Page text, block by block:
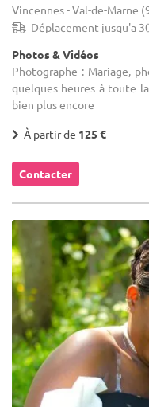
Vincennes - Val-de-Marne
Déplacement jusqu'a
Photos & Vidéos
Photographe : Mariage,
quelques heures à toute
bien plus encore
À partir de 125 €
Contacter